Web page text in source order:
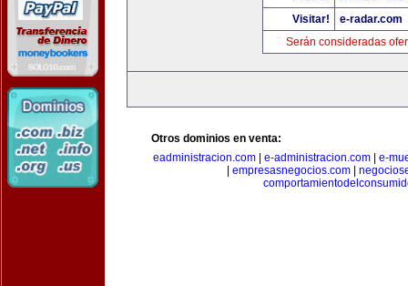
Visitar!
e-radar.com
Serán consideradas
Otros dominios en venta:
eadministracion.com| e-administracion.com| e-
empresasnegocios.com|